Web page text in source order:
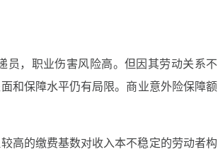
员，职业伤害风险高。但因其劳动关系不
和保障水平仍有局限。商业意外险保障额
高的缴费基数对收入本不稳定的劳动者构